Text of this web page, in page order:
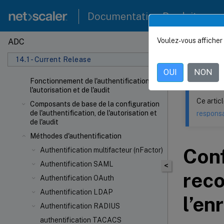
Documentation Produit
ADC
14.1 - Current Release
Fonctionnement de l'authentification, de
l'autorisation et de l'audit
Composants de base de la configuration
de l'authentification, de l'autorisation et
de l'audit
Méthodes d'authentification
Authentification multifacteur (nFactor)
Authentification SAML
Authentification OAuth
Authentification LDAP
Authentification RADIUS
authentification TACACS
Ce contenu a
<
Ce
Voulez-vous
OUI NON